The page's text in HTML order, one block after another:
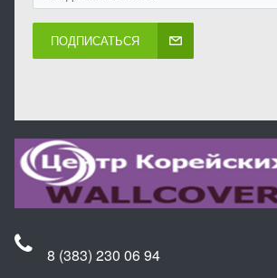
ПОДПИСАТЬСЯ
8 (383) 230 06 94